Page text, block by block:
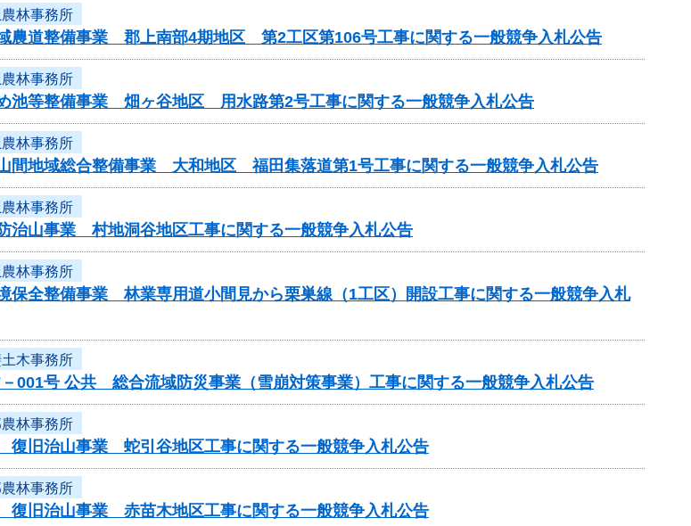
林事務所
域農道整備事業 郡上南部4期地区 第2工区第106号工事に関する一般競争入札公告
林事務所
め池等整備事業 畑ヶ谷地区 用水路第2号工事に関する一般競争入札公告
林事務所
山間地域総合整備事業 大和地区 福田集落道第1号工事に関する一般競争入札公告
林事務所
治山事業 村地洞谷地区工事に関する一般競争入札公告
林事務所
保全整備事業 林業専用道小間見から栗巣線（1工区）開設工事に関する一般競争入札
木事務所
－001号 公共 総合流域防災事業（雪崩対策事業）工事に関する一般競争入札公告
林事務所
復旧治山事業 蛇引谷地区工事に関する一般競争入札公告
林事務所
復旧治山事業 赤苗木地区工事に関する一般競争入札公告